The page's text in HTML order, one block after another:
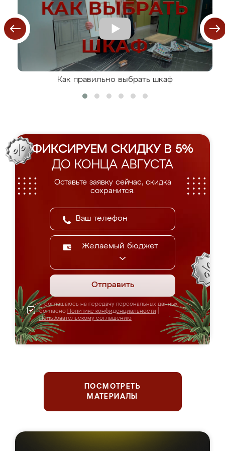
Как правильно выбрать шкаф
ФИКСИРУЕМ СКИДКУ В 5%
ДО КОНЦА АВГУСТА
Оставьте заявку сейчас, скидка
сохранится.
Желаемый бюджет
Отправить
Я соглашаюсь на передачу персональных данных
согласно Политике конфиденциальности
Пользовательскому соглашению
ПОСМОТРЕТЬ
МАТЕРИАЛЫ